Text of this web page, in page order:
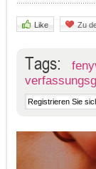
Like Zu
Tags: